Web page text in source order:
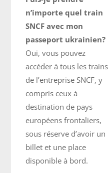
n’importe quel train
SNCF avec mon
passeport ukrainien?
Oui, vous pouvez
accéder à tous les trains
de l’entreprise SNCF, y
compris ceux à
destination de pays
européens frontaliers,
sous réserve d’avoir un
billet et une place
disponible à bord.